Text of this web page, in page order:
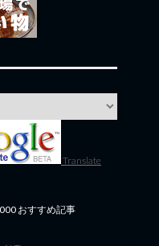
Translate
おすすめ記事